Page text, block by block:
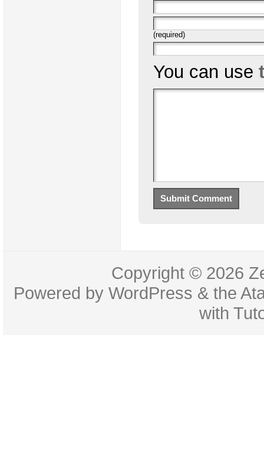
(required)
You can use
Copyright © 2026
Powered byWordPress & the
with